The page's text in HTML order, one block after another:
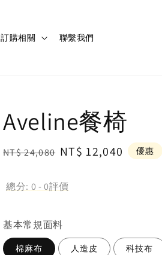
訂購相關 聯繫我們
Aveline餐椅
Regular
NT$ 24,080 Sale
NT$ 12,040 優惠
總分: 0 -0評價
基本常規面料
棉麻布 人造皮 科技布